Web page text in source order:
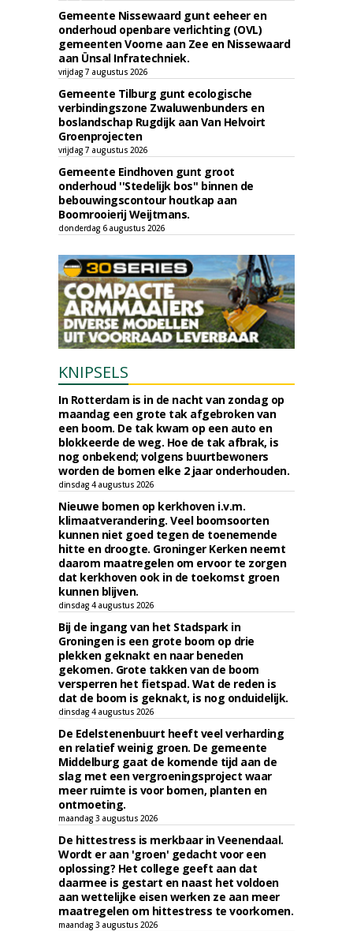
Gemeente Nissewaard gunt eeheer en
onderhoud openbare verlichting (OVL)
gemeenten Voorne aan Zee en Nissewaard
aan Ünsal Infratechniek.
vrijdag 7 augustus 2026
Gemeente Tilburg gunt ecologische
verbindingszone Zwaluwenbunders en
boslandschap Rugdijk aan Van Helvoirt
Groenprojecten
vrijdag 7 augustus 2026
Gemeente Eindhoven gunt groot
onderhoud ''Stedelijk bos'' binnen de
bebouwingscontour houtkap aan
Boomrooierij Weijtmans.
donderdag 6 augustus 2026
KNIPSELS
In Rotterdam is in de nacht van zondag op
maandag een grote tak afgebroken van
een boom. De tak kwam op een auto en
blokkeerde de weg. Hoe de tak afbrak, is
nog onbekend; volgens buurtbewoners
worden de bomen elke 2 jaar onderhouden.
dinsdag 4 augustus 2026
Nieuwe bomen op kerkhoven i.v.m.
klimaatverandering. Veel boomsoorten
kunnen niet goed tegen de toenemende
hitte en droogte. Groninger Kerken neemt
daarom maatregelen om ervoor te zorgen
dat kerkhoven ook in de toekomst groen
kunnen blijven.
dinsdag 4 augustus 2026
Bij de ingang van het Stadspark in
Groningen is een grote boom op drie
plekken geknakt en naar beneden
gekomen. Grote takken van de boom
versperren het fietspad. Wat de reden is
dat de boom is geknakt, is nog onduidelijk.
dinsdag 4 augustus 2026
De Edelstenenbuurt heeft veel verharding
en relatief weinig groen. De gemeente
Middelburg gaat de komende tijd aan de
slag met een vergroeningsproject waar
meer ruimte is voor bomen, planten en
ontmoeting.
maandag 3 augustus 2026
De hittestress is merkbaar in Veenendaal.
Wordt er aan 'groen' gedacht voor een
oplossing? Het college geeft aan dat
daarmee is gestart en naast het voldoen
aan wettelijke eisen werken ze aan meer
maatregelen om hittestress te voorkomen.
maandag 3 augustus 2026